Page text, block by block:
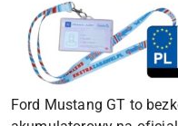
Ford Mustang GT to